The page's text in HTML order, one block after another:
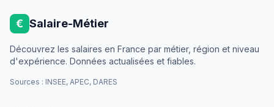
€ Salaire-Métier
Découvrez les salaires en France par métier, région et niveau
d'expérience. Données actualisées et fiables.
Sources : INSEE, APEC, DARES